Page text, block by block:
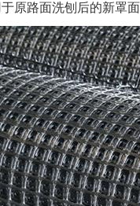
原路面洗刨后的新罩